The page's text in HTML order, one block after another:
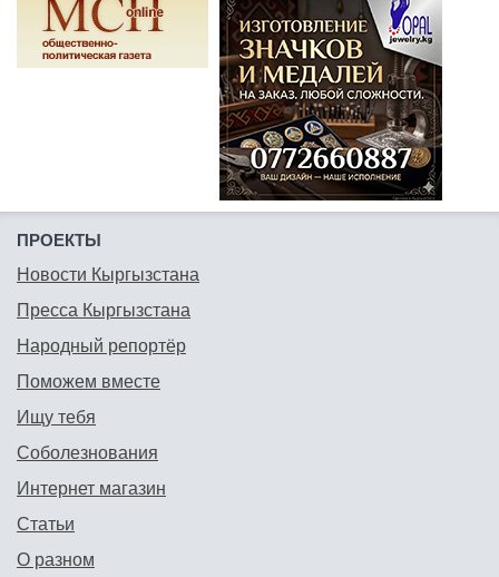
ПРОЕКТЫ
Новости Кыргызстана
Пресса Кыргызстана
Народный репортёр
Поможем вместе
Ищу тебя
Соболезнования
Интернет магазин
Статьи
О разном